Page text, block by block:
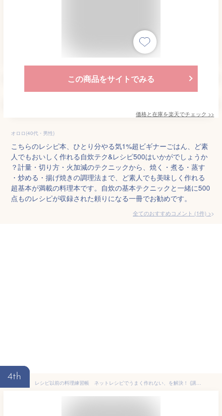
この商品をサイトでみる
価格と在庫を楽天でチェック >>
オロロ(40代・男性)
こちらのレシピ本、ひとり分やる気1%超ビギナーごはん、ど素
人でもおいしく作れる自炊テク&レシピ500はいかがでしょうか
？計量・切り方・火加減のテクニックから、焼く・煮る・蒸す
・炒める・揚げ焼きの調理法まで、ど素人でも美味しく作れる
超基本が満載の料理本です。自炊の基本テクニックと一緒に500
点ものレシピが収録された頼りになる一冊でお勧めです。
全てのおすすめコメント (1件) >
4th
レシピ以前の料理練習帳 ネットレシピでうまく作れない、を解決！ (講談社のお料理ＢＯＯＫ)